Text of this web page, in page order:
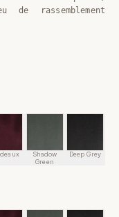
rassemblement
Shadow
Green
Deep Grey